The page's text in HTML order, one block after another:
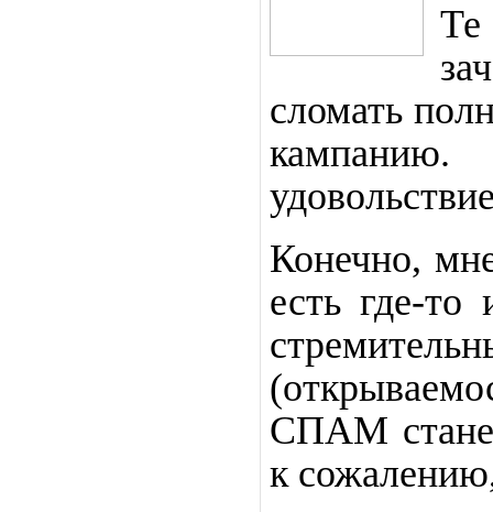
сломать
кампанию.
Конечно,
есть где-то
СПАМ
к